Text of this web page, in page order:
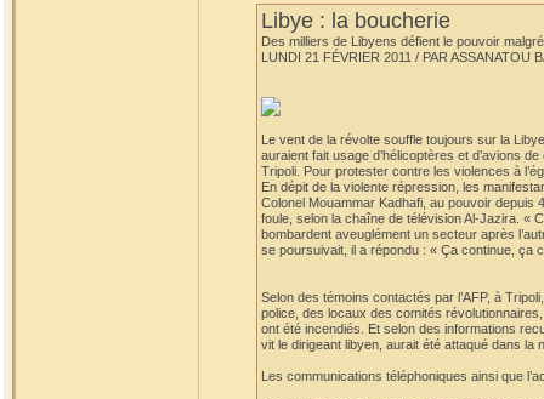
Libye : la boucherie
Des milliers de Libyens défient le pouvoir
LUNDI 21 FÉVRIER 2011 / PAR ASSANATOU
Le vent de la révolte souffle toujours sur la
auraient fait usage d’hélicoptères et d’avions
Tripoli. Pour protester contre les violences à
En dépit de la violente répression, les
Colonel Mouammar Kadhafi, au pouvoir depuis
foule, selon la chaîne de télévision Al-Jazira. «
bombardent aveuglément un secteur après
se poursuivait, il a répondu : « Ça continue, ça
Selon des témoins contactés par l’AFP, à
police, des locaux des comités
ont été incendiés. Et selon des informations
vit le dirigeant libyen, aurait été attaqué dans la
Les communications téléphoniques ainsi que